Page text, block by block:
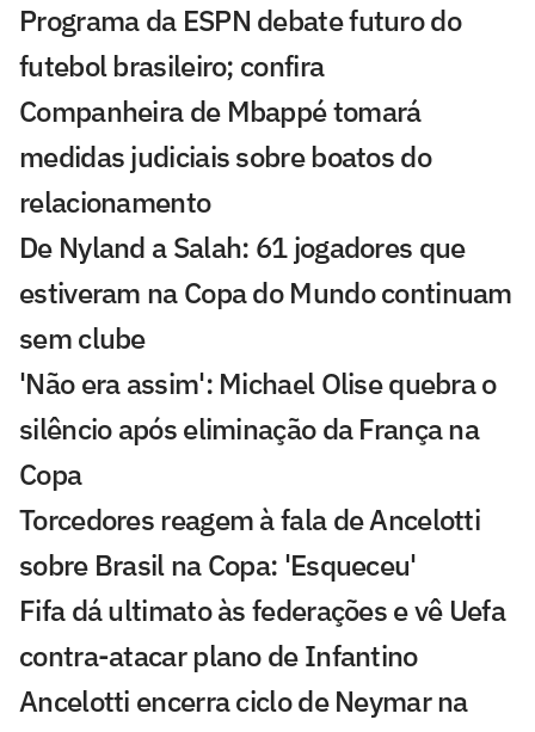
Programa da ESPN debate futuro do
futebol brasileiro; confira
Companheira de Mbappé tomará
medidas judiciais sobre boatos do
relacionamento
De Nyland a Salah: 61 jogadores que
estiveram na Copa do Mundo continuam
sem clube
'Não era assim': Michael Olise quebra o
silêncio após eliminação da França na
Copa
Torcedores reagem à fala de Ancelotti
sobre Brasil na Copa: 'Esqueceu'
Fifa dá ultimato às federações e vê Uefa
contra-atacar plano de Infantino
Ancelotti encerra ciclo de Neymar na